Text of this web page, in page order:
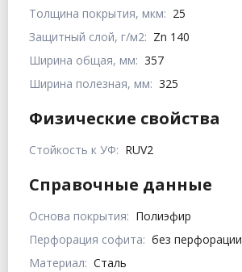
Толщина покрытия, мкм: 25
Защитный слой, г/м2: Zn 140
Ширина общая, мм: 357
Ширина полезная, мм: 325
Физические свойства
Стойкость к УФ: RUV2
Справочные данные
Основа покрытия: Полиэфир
Перфорация софита: без перфорации
Материал: Сталь